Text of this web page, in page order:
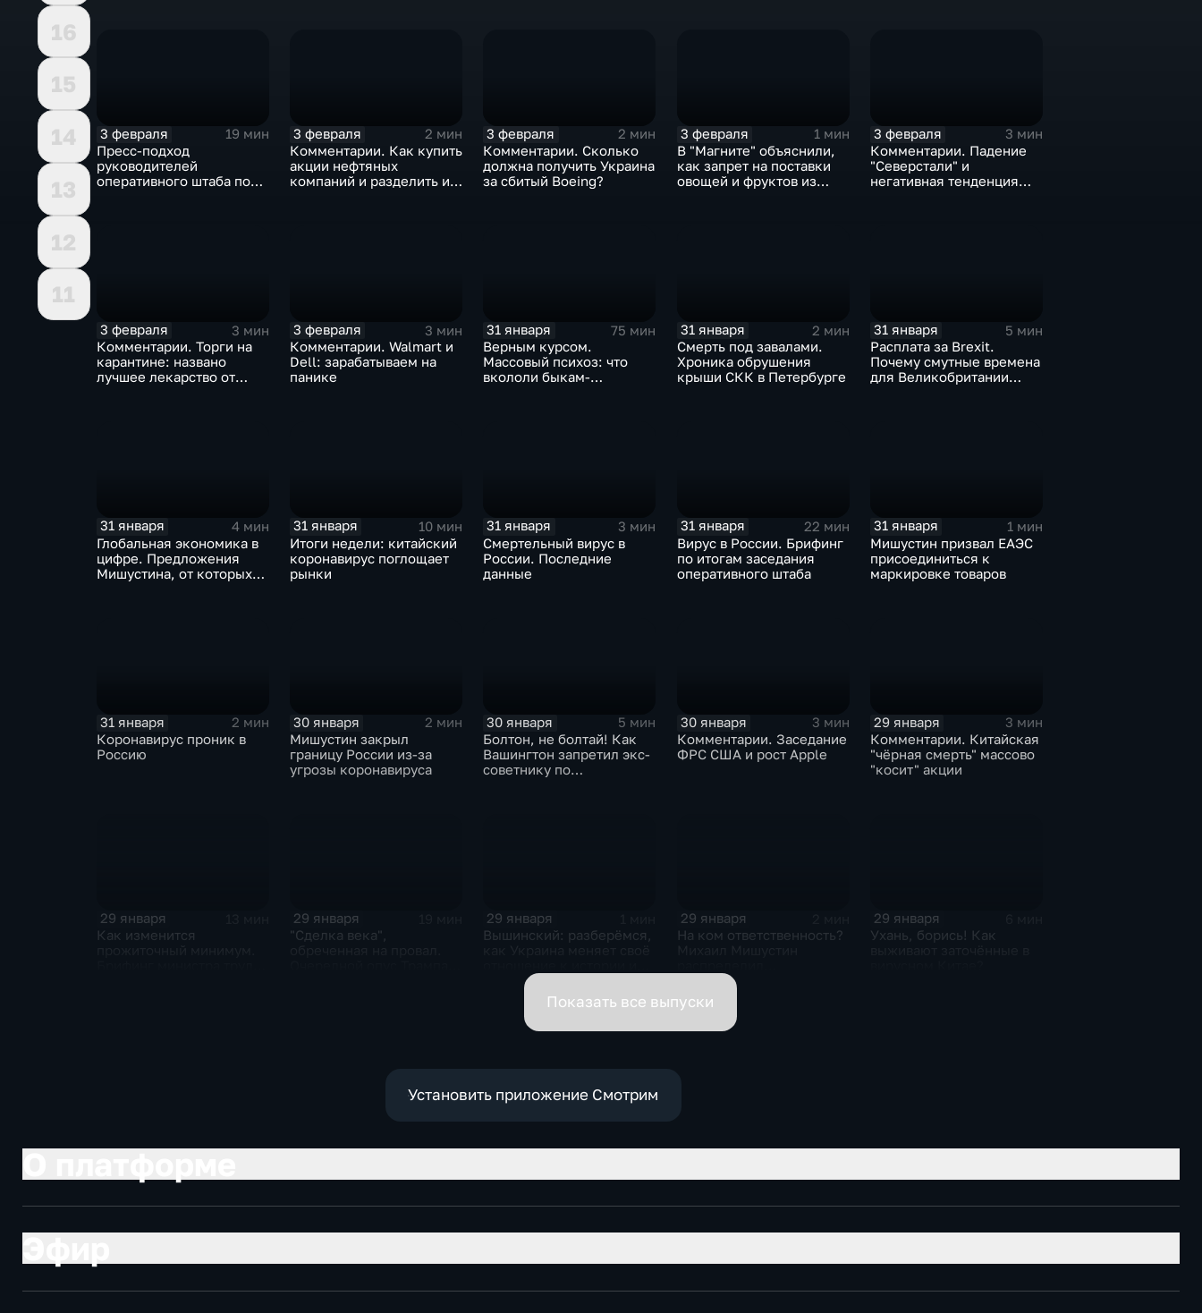
16
15
14
13
12
11
3 февраля
19 мин
Пресс-подход
руководителей
оперативного штаба по
3 февраля
2 мин
Комментарии. Как купить
акции нефтяных
компаний и разделить их
3 февраля
2 мин
Комментарии. Сколько
должна получить Украина
за сбитый Boeing?
3 февраля
1 мин
В "Магните" объяснили,
как запрет на поставки
овощей и фруктов из
3 февраля
3 мин
Комментарии. Падение
"Северстали" и
негативная тенденция
3 февраля
3 мин
Комментарии. Торги на
карантине: названо
лучшее лекарство от
3 февраля
3 мин
Комментарии. Walmart и
Dell: зарабатываем на
панике
31 января
75 мин
Верным курсом.
Массовый психоз: что
вкололи быкам-
31 января
2 мин
Смерть под завалами.
Хроника обрушения
крыши СКК в Петербурге
31 января
5 мин
Расплата за Brexit.
Почему смутные времена
для Великобритании
31 января
4 мин
Глобальная экономика в
цифре. Предложения
Мишустина, от которых
31 января
10 мин
Итоги недели: китайский
коронавирус поглощает
рынки
31 января
3 мин
Смертельный вирус в
России. Последние
данные
31 января
22 мин
Вирус в России. Брифинг
по итогам заседания
оперативного штаба
31 января
1 мин
Мишустин призвал ЕАЭС
присоединиться к
маркировке товаров
31 января
2 мин
Коронавирус проник в
Россию
30 января
2 мин
Мишустин закрыл
границу России из-за
угрозы коронавируса
30 января
5 мин
Болтон, не болтай! Как
Вашингтон запретил экс-
советнику по
30 января
3 мин
Комментарии. Заседание
ФРС США и рост Apple
29 января
3 мин
Комментарии. Китайская
"чёрная смерть" массово
"косит" акции
29 января
Как изменится
29 января
"Сделка века",
29 января
Вышинский: разберёмся,
почему
29 января
На ком ответственность?
обязанности вице-
премьеров
29 января
Ухань, борись! Как
Показать все выпуски
Установить приложение Смотрим